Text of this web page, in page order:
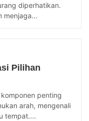
diperhatikan.
menjaga...
Pilihan
penting
arah, mengenali
tempat....